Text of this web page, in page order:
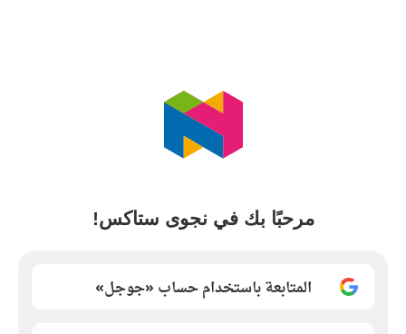
مرحبًا بك في نجوى ستاكس!
المتابعة باستخدام حساب «جوجل»